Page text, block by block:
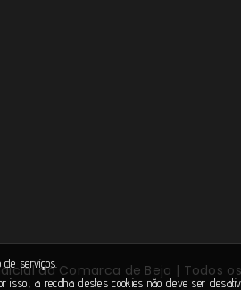
da Comarca de Beja | Todos
serviços.
isso, a recolha destes cookies não deve ser